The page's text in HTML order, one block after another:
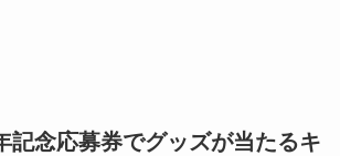
記念応募券でグッズが当たるキ